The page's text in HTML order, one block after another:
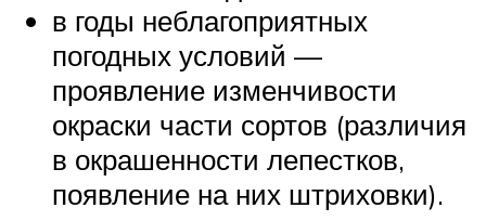
в годы неблагоприятных
погодных условий —
проявление изменчивости
окраски части сортов (различия
в окрашенности лепестков,
появление на них штриховки).